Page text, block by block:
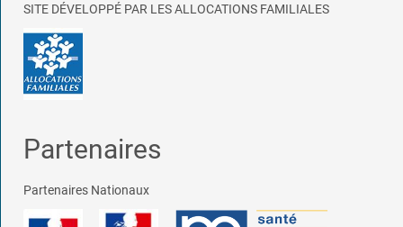
SITE DÉVELOPPÉ PAR LES ALLOCATIONS FAMILIALES
Partenaires
Partenaires Nationaux